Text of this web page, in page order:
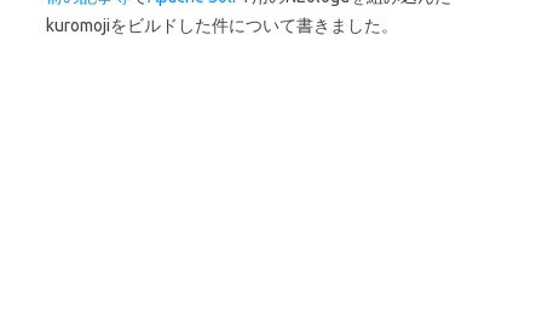
kuromojiをビルドした件について書きました。